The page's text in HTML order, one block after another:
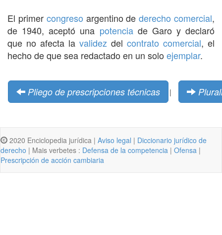
El primer congreso argentino dederecho comercial,
de 1940, aceptó una potenciade Garo y declaró
que no afecta la validez del contrato comercial, el
hecho de que sea redactado en un solo ejemplar.
Pliego de prescripciones técnicas |
2020 Enciclopedia jurídica | Aviso legal | Diccionario jurídico de
derecho | Mais verbetes : Defensa de la competencia | Ofensa |
Prescripción de acción cambiaria